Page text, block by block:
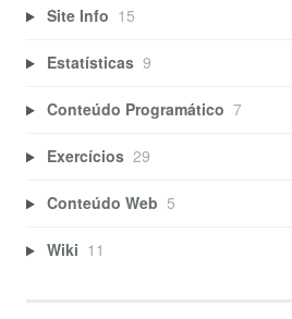
Site Info 15
Estatísticas 9
Conteúdo Programático 7
Exercícios 29
Conteúdo Web 5
Wiki 11